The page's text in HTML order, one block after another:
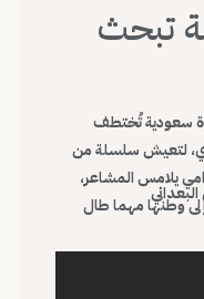
تبحث
سعودية تُختطف
لتعيش سلسلة من
يلامس المشاعر،
وطنها مهما طال